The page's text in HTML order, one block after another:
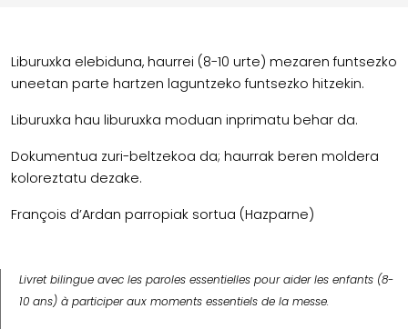
Liburuxka elebiduna, haurrei (8-10 urte) mezaren funtsezko
uneetan parte hartzen laguntzeko funtsezko hitzekin.
Liburuxka hau liburuxka moduan inprimatu behar da.
Dokumentua zuri-beltzekoa da; haurrak beren moldera
koloreztatu dezake.
François d’Ardan parropiak sortua (Hazparne)
Livret bilingue avec les paroles essentielles pour aider les enfants (8-
10 ans) à participer aux moments essentiels de la messe.